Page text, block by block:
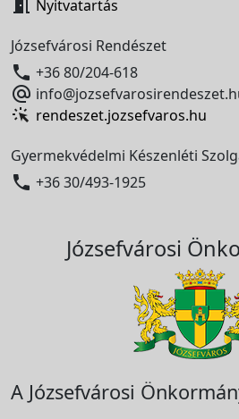
 Nyitvatartás
Józsefvárosi Rendészet
 +36 80/204-618

rendeszet.jozsefvaros.hu
Gyermekvédelmi Készenléti
 +36 30/493-1925
Józsefvárosi
A Józsefvárosi